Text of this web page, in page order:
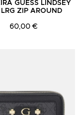
GUESS LINDSEY
LRG ZIP AROUND
60,00 €